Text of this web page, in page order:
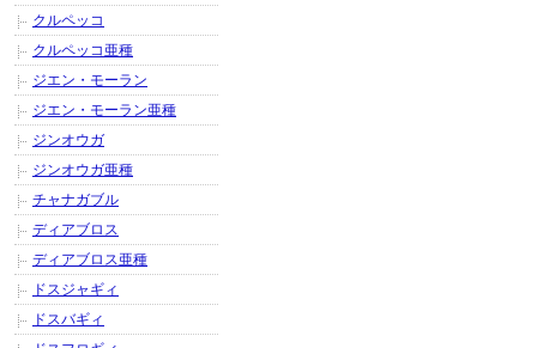
クルペッコ
クルペッコ亜種
ジエン・モーラン
ジエン・モーラン亜種
ジンオウガ
ジンオウガ亜種
チャナガブル
ディアブロス
ディアブロス亜種
ドスジャギィ
ドスバギィ